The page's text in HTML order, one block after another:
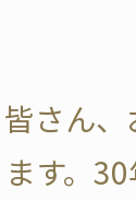
皆さん
ます。